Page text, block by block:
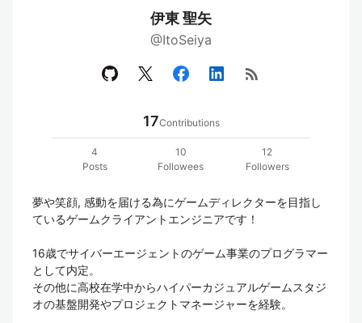
伊東 聖矢
@ItoSeiya
rss_feed
17Contributions
4
Posts
10
Followees
12
Followers
夢や笑顔, 感動を届ける為にゲームディレクターを目指し
ているゲームクライアントエンジニアです！
16歳でサイバーエージェントのゲーム事業のプログラマー
として内定。
その他に高校在学中からハイパーカジュアルゲームスタジ
オの基盤開発やプロジェクトマネージャーを経験。